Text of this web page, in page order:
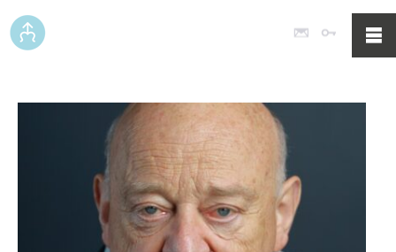
Poczta